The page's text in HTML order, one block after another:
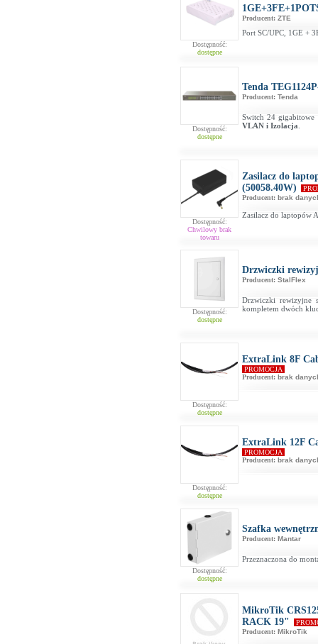
Dostępność:
dostępne
Producent: ZTE
Port SC/UPC, 1GE +
Dostępność:
dostępne
Tenda
Producent: Tenda
Switch 24
VLAN i Izolacja
Dostępność:
Chwilowy brak
towaru
Zasilacz do
(50058.40W)
Producent: brak
Zasilacz do laptopów
Dostępność:
dostępne
Drzwiczki
Producent: StalFlex
Drzwiczki rewizyjne
kompletem dwóch
Dostępność:
dostępne
ExtraLink 8F
PROMOCJA
Producent: brak
Dostępność:
dostępne
ExtraLink 12F
PROMOCJA
Producent: brak
Dostępność:
dostępne
Szafka
Producent: Mantar
Przeznaczona do
MikroTik
RACK 19"
Producent: MikroTik